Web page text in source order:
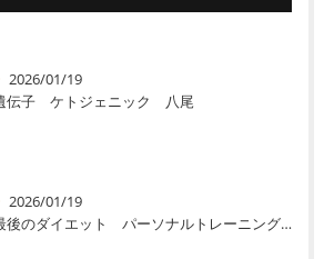
2026/01/19
伝子 ケトジェニック 八尾
2026/01/19
最後のダイエット パーソナルトレーニング 八尾